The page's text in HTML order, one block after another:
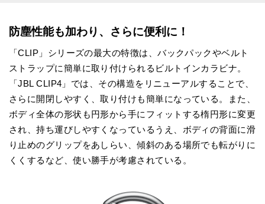
防塵性能も加わり、さらに便利に！
「CLIP」シリーズの最大の特徴は、バックパックやベルト
ストラップに簡単に取り付けられるビルトインカラビナ。
「JBL CLIP4」では、その構造をリニューアルすることで、
さらに開閉しやすく、取り付けも簡単になっている。また、
ボディ全体の形状も円形から手にフィットする楕円形に変更
され、持ち運びしやすくなっているうえ、ボディの背面に滑
り止めのグリップをあしらい、傾斜のある場所でも転がりに
くくするなど、使い勝手が考慮されている。